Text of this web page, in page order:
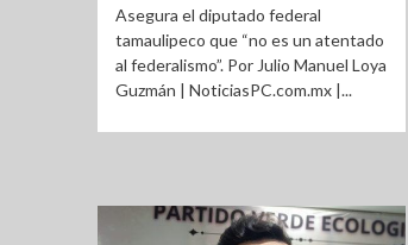
Asegura el diputado federal
tamaulipeco que “no es un atentado
al federalismo”. Por Julio Manuel Loya
Guzmán | NoticiasPC.com.mx |...